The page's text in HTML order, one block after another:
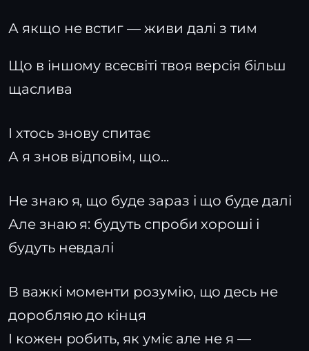
А якщо не встиг — живи далі з тим
Що в іншому всесвіті твоя версія більш
щаслива
І хтось знову спитає
А я знов відповім, що...
Не знаю я, що буде зараз і що буде далі
Але знаю я: будуть спроби хороші і
будуть невдалі
В важкі моменти розумію, що десь не
доробляю до кінця
І кожен робить, як уміє але не я —